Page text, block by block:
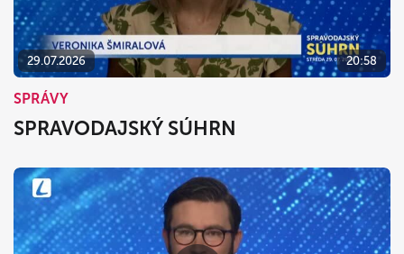
29.07.2026 20:58
SPRÁVY
SPRAVODAJSKÝ SÚHRN